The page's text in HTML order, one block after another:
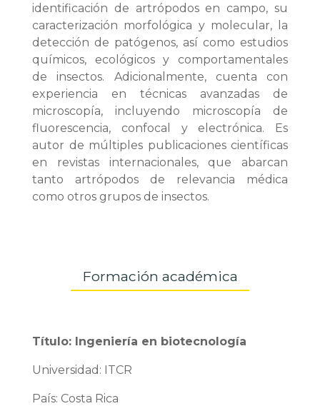
identificación de artrópodos en campo, su
caracterización morfológica y molecular, la
detección de patógenos, así como estudios
químicos, ecológicos y comportamentales
de insectos. Adicionalmente, cuenta con
experiencia en técnicas avanzadas de
microscopía, incluyendo microscopía de
fluorescencia, confocal y electrónica. Es
autor de múltiples publicaciones científicas
en revistas internacionales, que abarcan
tanto artrópodos de relevancia médica
como otros grupos de insectos.
Formación académica
Título: Ingeniería en biotecnología
Universidad: ITCR
País: Costa Rica